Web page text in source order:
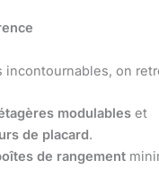
incontournables, on
modulables et
de placard.
de rangement